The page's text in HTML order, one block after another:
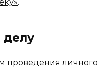
.
делу
проведения личного